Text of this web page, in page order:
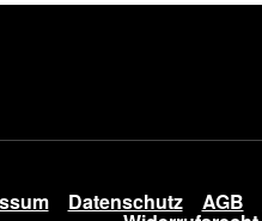
Datenschutz AGB